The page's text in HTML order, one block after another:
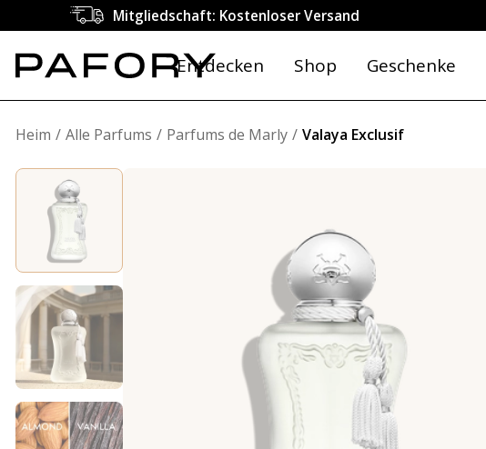
Mitgliedschaft: Kostenloser Versand
Entdecken Shop Geschenke
Heim Alle Parfums Parfums de Marly Valaya Exclusif